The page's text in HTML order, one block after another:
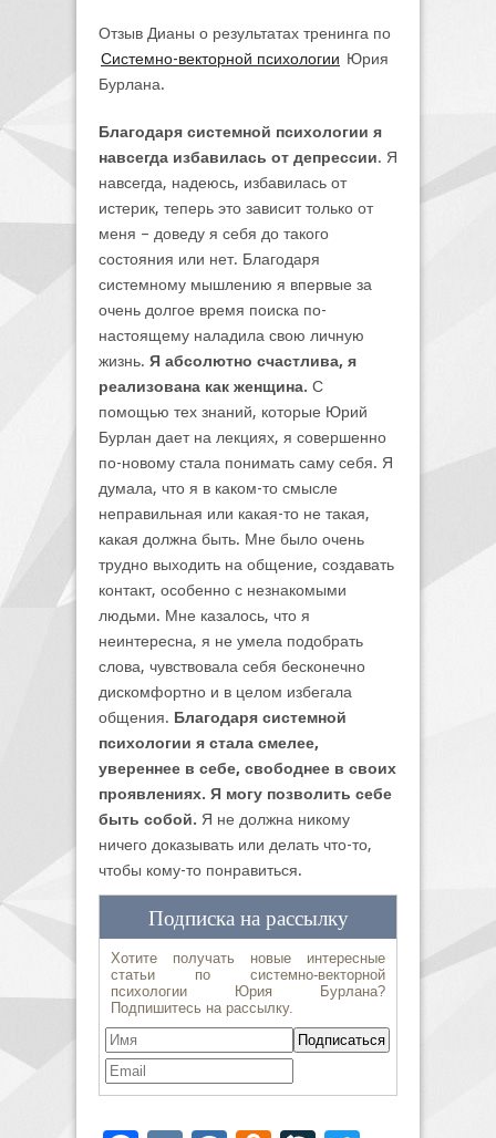
Отзыв Дианы о результатах тренинга по
Системно-векторной психологии Юрия
Бурлана.
Благодаря системной психологии я
навсегда избавилась от депрессии. Я
навсегда, надеюсь, избавилась от
истерик, теперь это зависит только от
меня – доведу я себя до такого
состояния или нет. Благодаря
системному мышлению я впервые за
очень долгое время поиска по-
настоящему наладила свою личную
жизнь. Я абсолютно счастлива, я
реализована как женщина. С
помощью тех знаний, которые Юрий
Бурлан дает на лекциях, я совершенно
по-новому стала понимать саму себя. Я
думала, что я в каком-то смысле
неправильная или какая-то не такая,
какая должна быть. Мне было очень
трудно выходить на общение, создавать
контакт, особенно с незнакомыми
людьми. Мне казалось, что я
неинтересна, я не умела подобрать
слова, чувствовала себя бесконечно
дискомфортно и в целом избегала
общения. Благодаря системной
психологии я стала смелее,
увереннее в себе, свободнее в своих
проявлениях. Я могу позволить себе
быть собой. Я не должна никому
ничего доказывать или делать что-то,
чтобы кому-то понравиться.